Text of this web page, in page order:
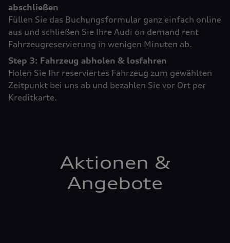
abschließen
Füllen Sie das Buchungsformular ganz einfach online
aus und schließen Sie Ihre Audi on demand rent
Fahrzeugreservierung in wenigen Minuten ab.
Step 3: Fahrzeug abholen & losfahren
Holen Sie Ihr reserviertes Fahrzeug zum gewählten
Zeitpunkt bei uns ab und bezahlen Sie vor Ort per
Kreditkarte.
Aktionen &
Angebote